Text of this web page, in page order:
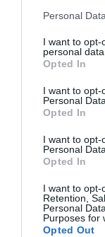
Please note that
not limited to
grant or deny
use your data for
consent section.
Personal
I want to opt-
personal
Opted In
I want to opt-
Personal
Opted In
I want to opt-
Personal
Opted In
I want to opt-
Retention,
Personal
Purposes for
Opted Out